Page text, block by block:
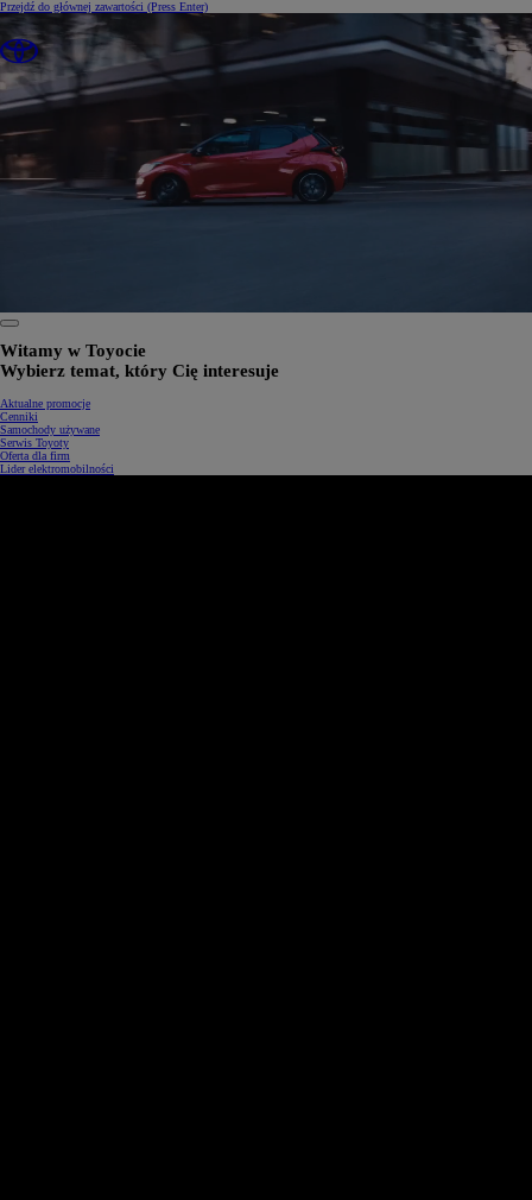
Przejdź do głównej zawartości (Press Enter)
Witamy w Toyocie
Wybierz temat, który Cię interesuje
Aktualne promocje
Cenniki
Samochody używane
Serwis Toyoty
Oferta dla firm
Lider elektromobilności